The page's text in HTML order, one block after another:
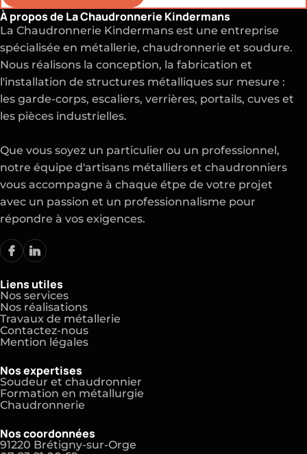
À propos de La Chaudronnerie Kindermans
La Chaudronnerie Kindermans est une entreprise
spécialisée en métallerie, chaudronnerie et soudure.
Nous réalisons la conception, la fabrication et
l'installation de structures métalliques sur mesure :
les garde-corps, escaliers, verrières, portails, cuves et
les pièces industrielles.
Que vous soyez un particulier ou un professionnel,
notre équipe d'artisans métalliers et chaudronniers
vous accompagne à chaque étpe de votre projet
avec un passion et un professionnalisme pour
répondre à vos exigences.
Liens utiles
Nos services
Nos réalisations
Travaux de métallerie
Contactez-nous
Mention légales
Nos expertises
Soudeur et chaudronnier
Formation en métallurgie
Chaudronnerie
Nos coordonnées
91220 Brétigny-sur-Orge